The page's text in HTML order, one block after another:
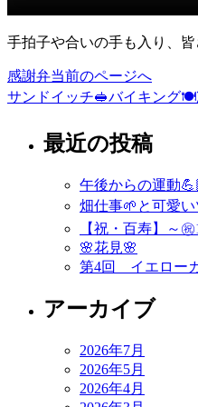
手拍子や合いの手も入り、
投
稿
感謝弁当前のページへ
サンドイッチ🥪バイキング🍽
最近の投稿
午後からの運動
畑仕事🌱と可愛い
【祝・百寿】～
🌸花見🌸
第4回 イエロー
アーカイブ
2026年7月
2026年5月
2026年4月